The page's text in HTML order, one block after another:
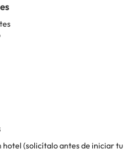
hotel (solicítalo antes de iniciar tu